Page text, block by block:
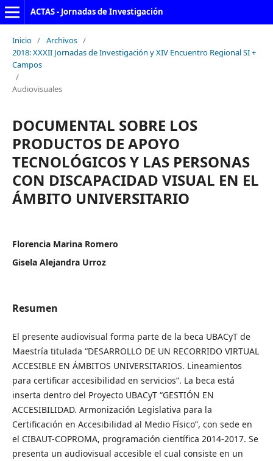
ACTAS - Jornadas de Investigación
Inicio / Archivos /
2018: XXXII Jornadas de Investigación y XIV Encuentro Regional SI +
Campos
/
Audiovisuales
DOCUMENTAL SOBRE LOS
PRODUCTOS DE APOYO
TECNOLÓGICOS Y LAS PERSONAS
CON DISCAPACIDAD VISUAL EN EL
ÁMBITO UNIVERSITARIO
Florencia Marina Romero
Gisela Alejandra Urroz
Resumen
El presente audiovisual forma parte de la beca UBACyT de
Maestría titulada “DESARROLLO DE UN RECORRIDO VIRTUAL
ACCESIBLE EN ÁMBITOS UNIVERSITARIOS. Lineamientos
para certificar accesibilidad en servicios”. La beca está
inserta dentro del Proyecto UBACyT “GESTIÓN EN
ACCESIBILIDAD. Armonización Legislativa para la
Certificación en Accesibilidad al Medio Físico”, con sede en
el CIBAUT-COPROMA, programación científica 2014-2017. Se
presenta un audiovisual accesible el cual consiste en un